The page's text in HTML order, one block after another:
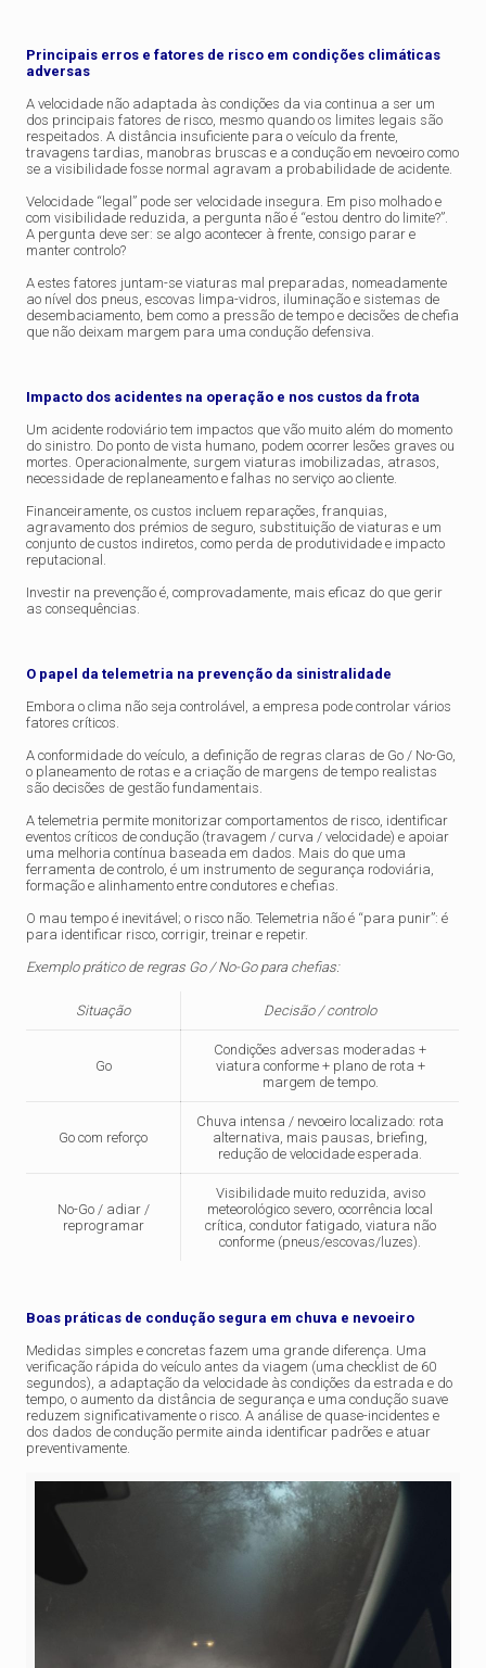
Principais erros e fatores de risco em condições climáticas
adversas
A velocidade não adaptada às condições da via continua a ser um
dos principais fatores de risco, mesmo quando os limites legais são
respeitados. A distância insuficiente para o veículo da frente,
travagens tardias, manobras bruscas e a condução em nevoeiro como
se a visibilidade fosse normal agravam a probabilidade de acidente.
Velocidade “legal” pode ser velocidade insegura. Em piso molhado e
com visibilidade reduzida, a pergunta não é “estou dentro do limite?”.
A pergunta deve ser: se algo acontecer à frente, consigo parar e
manter controlo?
A estes fatores juntam-se viaturas mal preparadas, nomeadamente
ao nível dos pneus, escovas limpa-vidros, iluminação e sistemas de
desembaciamento, bem como a pressão de tempo e decisões de chefia
que não deixam margem para uma condução defensiva.
Impacto dos acidentes na operação e nos custos da frota
Um acidente rodoviário tem impactos que vão muito além do momento
do sinistro. Do ponto de vista humano, podem ocorrer lesões graves ou
mortes. Operacionalmente, surgem viaturas imobilizadas, atrasos,
necessidade de replaneamento e falhas no serviço ao cliente.
Financeiramente, os custos incluem reparações, franquias,
agravamento dos prémios de seguro, substituição de viaturas e um
conjunto de custos indiretos, como perda de produtividade e impacto
reputacional.
Investir na prevenção é, comprovadamente, mais eficaz do que gerir
as consequências.
O papel da telemetria na prevenção da sinistralidade
Embora o clima não seja controlável, a empresa pode controlar vários
fatores críticos.
A conformidade do veículo, a definição de regras claras de Go / No-Go,
o planeamento de rotas e a criação de margens de tempo realistas
são decisões de gestão fundamentais.
A telemetria permite monitorizar comportamentos de risco, identificar
eventos críticos de condução (travagem / curva / velocidade) e apoiar
uma melhoria contínua baseada em dados. Mais do que uma
ferramenta de controlo, é um instrumento de segurança rodoviária,
formação e alinhamento entre condutores e chefias.
O mau tempo é inevitável; o risco não. Telemetria não é “para punir”: é
para identificar risco, corrigir, treinar e repetir.
Exemplo prático de regras Go / No-Go para chefias:
Situação Decisão / controlo
Go
Condições adversas moderadas +
viatura conforme + plano de rota +
margem de tempo.
Go com reforço
Chuva intensa / nevoeiro localizado: rota
alternativa, mais pausas, briefing,
redução de velocidade esperada.
No-Go / adiar /
reprogramar
Visibilidade muito reduzida, aviso
meteorológico severo, ocorrência local
crítica, condutor fatigado, viatura não
conforme (pneus/escovas/luzes).
Boas práticas de condução segura em chuva e nevoeiro
Medidas simples e concretas fazem uma grande diferença. Uma
verificação rápida do veículo antes da viagem (uma checklist de 60
segundos), a adaptação da velocidade às condições da estrada e do
tempo, o aumento da distância de segurança e uma condução suave
reduzem significativamente o risco. A análise de quase-incidentes e
dos dados de condução permite ainda identificar padrões e atuar
preventivamente.